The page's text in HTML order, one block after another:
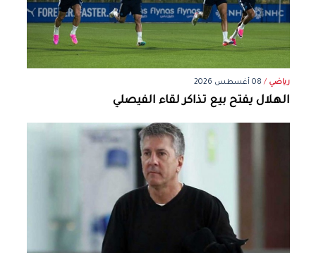
رياضي / 08 أغسطس 2026
الهلال يفتح بيع تذاكر لقاء الفيصلي